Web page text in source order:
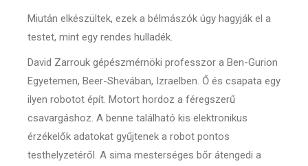
Miután elkészültek, ezek a bélmászók úgy hagyják el a
testet, mint egy rendes hulladék.
David Zarrouk gépészmérnöki professzor a Ben-Gurion
Egyetemen, Beer-Shevában, Izraelben. Ő és csapata egy
ilyen robotot épít. Motort hordoz a féregszerű
csavargáshoz. A benne található kis elektronikus
érzékelők adatokat gyűjtenek a robot pontos
testhelyzetéről. A sima mesterséges bőr átengedi a